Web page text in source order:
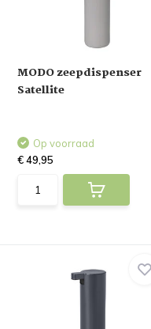
MODO zeepdispenser
Satellite
Op voorraad
€ 49,95